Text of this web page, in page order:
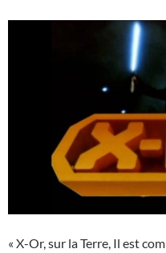
« X-Or, sur la Terre, Il est